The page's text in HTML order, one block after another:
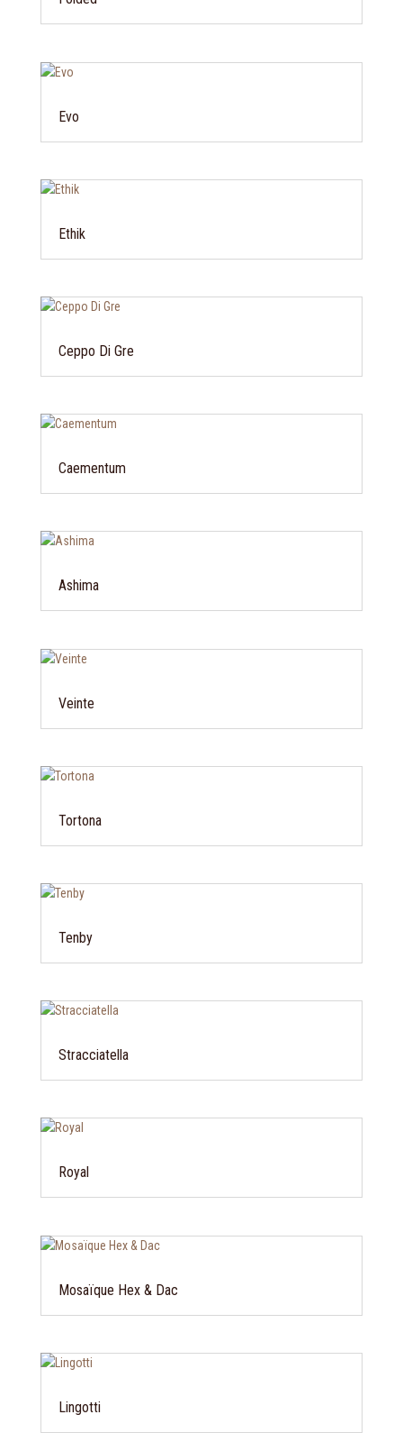
Evo
Ethik
Ceppo Di Gre
Caementum
Ashima
Veinte
Tortona
Tenby
Stracciatella
Royal
Mosaïque Hex & Dac
Lingotti